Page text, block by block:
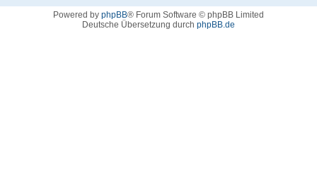
Powered by phpBB® Forum Software © phpBB Limited
Deutsche Übersetzung durch phpBB.de